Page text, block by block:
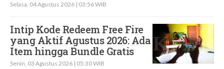
Selasa, 04 Agustus 2026 | 03:56 WIB
Intip Kode Redeem Free Fire
yang Aktif Agustus 2026: Ada
Item hingga Bundle Gratis
Senin, 03 Agustus 2026 | 05:30 WIB